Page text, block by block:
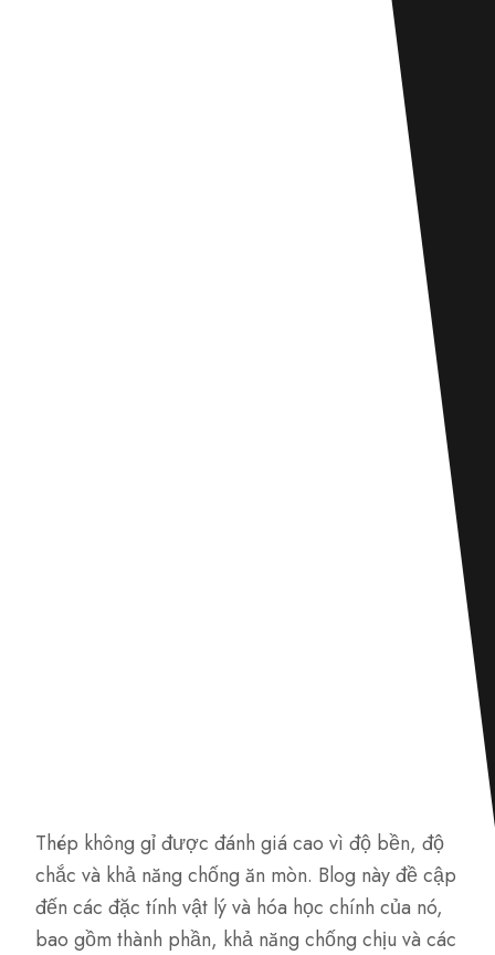
Thép không gỉ được đánh giá cao vì độ bền, độ
chắc và khả năng chống ăn mòn. Blog này đề cập
đến các đặc tính vật lý và hóa học chính của nó,
bao gồm thành phần, khả năng chống chịu và các